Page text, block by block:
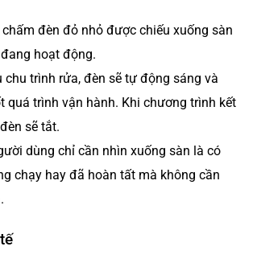
đèn đỏ nhỏ được chiếu xuống sàn
hoạt động.
chu trình rửa, đèn sẽ tự động sáng và
quá trình vận hành. Khi chương trình kết
sẽ tắt.
dùng chỉ cần nhìn xuống sàn là có
chạy hay đã hoàn tất mà không cần